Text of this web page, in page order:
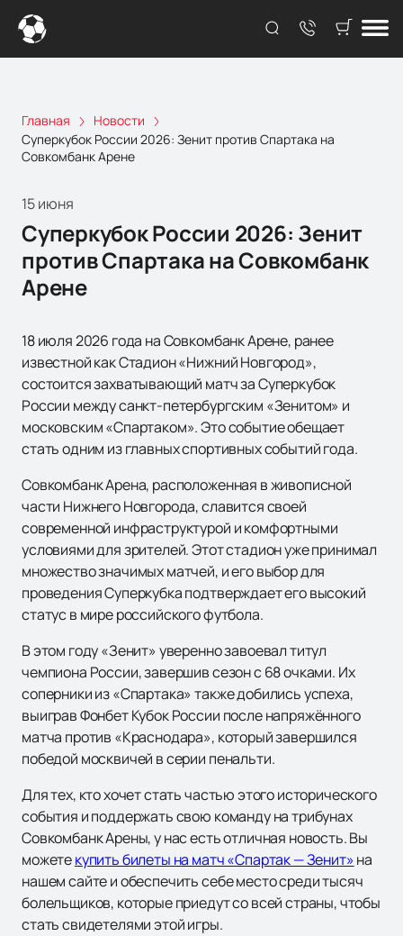
Главная
Новости
Суперкубок России 2026: Зенит против Спартака на
Совкомбанк Арене
15 июня
Суперкубок России 2026: Зенит
против Спартака на Совкомбанк
Арене
18 июля 2026 года на Совкомбанк Арене, ранее
известной как Стадион «Нижний Новгород»,
состоится захватывающий матч за Суперкубок
России между санкт-петербургским «Зенитом» и
московским «Спартаком». Это событие обещает
стать одним из главных спортивных событий года.
Совкомбанк Арена, расположенная в живописной
части Нижнего Новгорода, славится своей
современной инфраструктурой и комфортными
условиями для зрителей. Этот стадион уже принимал
множество значимых матчей, и его выбор для
проведения Суперкубка подтверждает его высокий
статус в мире российского футбола.
В этом году «Зенит» уверенно завоевал титул
чемпиона России, завершив сезон с 68 очками. Их
соперники из «Спартака» также добились успеха,
выиграв Фонбет Кубок России после напряжённого
матча против «Краснодара», который завершился
победой москвичей в серии пенальти.
Для тех, кто хочет стать частью этого исторического
события и поддержать свою команду на трибунах
Совкомбанк Арены, у нас есть отличная новость. Вы
можетекупить билеты на матч «Спартак — Зенит»на
нашем сайте и обеспечить себе место среди тысяч
болельщиков, которые приедут со всей страны, чтобы
стать свидетелями этой игры.